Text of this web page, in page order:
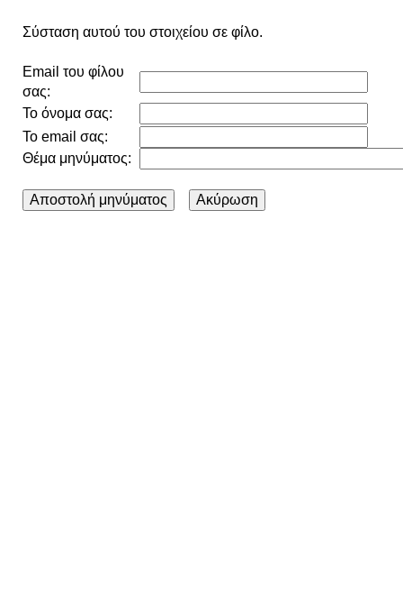
Σύσταση αυτού του στοιχείου σε φίλο.
Email του φίλου
σας:
Το όνομα σας:
Το email σας:
Θέμα μηνύματος: